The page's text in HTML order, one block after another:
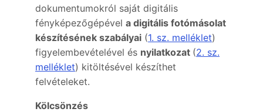
dokumentumokról saját digitális
fényképezőgépével a digitális fotómásolat
készítésének szabályai (1. sz. melléklet)
figyelembevételével és nyilatkozat (2. sz.
melléklet) kitöltésével készíthet
felvételeket.
Kölcsönzés